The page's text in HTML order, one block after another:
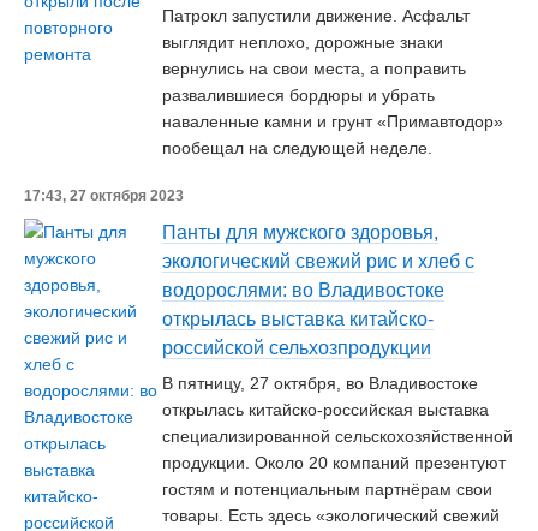
Патрокл запустили движение. Асфальт
выглядит неплохо, дорожные знаки
вернулись на свои места, а поправить
развалившиеся бордюры и убрать
наваленные камни и грунт «Примавтодор»
пообещал на следующей неделе.
17:43, 27 октября 2023
Панты для мужского здоровья,
экологический свежий рис и хлеб с
водорослями: во Владивостоке
открылась выставка китайско-
российской сельхозпродукции
В пятницу, 27 октября, во Владивостоке
открылась китайско-российская выставка
специализированной сельскохозяйственной
продукции. Около 20 компаний презентуют
гостям и потенциальным партнёрам свои
товары. Есть здесь «экологический свежий